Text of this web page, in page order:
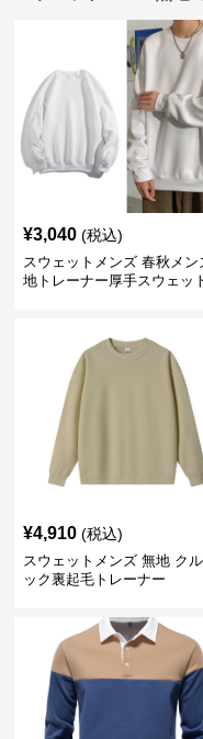
¥3,040 (税込)
スウェットメンズ 春秋メン
地トレーナー厚手スウェッ
¥4,910 (税込)
スウェットメンズ 無地 ク
ック裏起毛トレーナー